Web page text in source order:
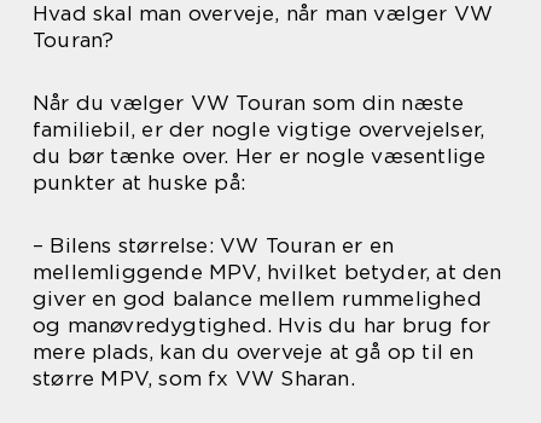
Hvad skal man overveje, når man vælger VW
Touran?
Når du vælger VW Touran som din næste
familiebil, er der nogle vigtige overvejelser,
du bør tænke over. Her er nogle væsentlige
punkter at huske på:
– Bilens størrelse: VW Touran er en
mellemliggende MPV, hvilket betyder, at den
giver en god balance mellem rummelighed
og manøvredygtighed. Hvis du har brug for
mere plads, kan du overveje at gå op til en
større MPV, som fx VW Sharan.